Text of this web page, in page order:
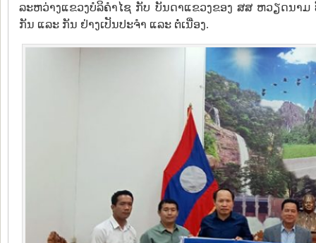
ລະຫວ່າງແຂວງບໍລິຄຳໄຊ ກັບ ບັນດາແຂວງຂອງ ສສ ຫວຽດນາ
ກັນ ແລະ ກັນ ຢ່າງເປັນປະຈຳ ແລະ ຕໍ່ເນື່ອງ.